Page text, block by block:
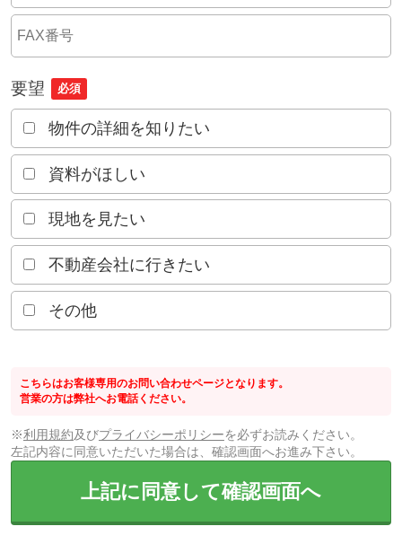
要望 必須
物件の詳細を知りたい
資料がほしい
現地を見たい
不動産会社に行きたい
その他
こちらはお客様専用のお問い合わせページとなります。
営業の方は弊社へお電話ください。
※利用規約及びプライバシーポリシーを必ずお読みください。
左記内容に同意いただいた場合は、確認画面へお進み下さい。
上記に同意して確認画面へ